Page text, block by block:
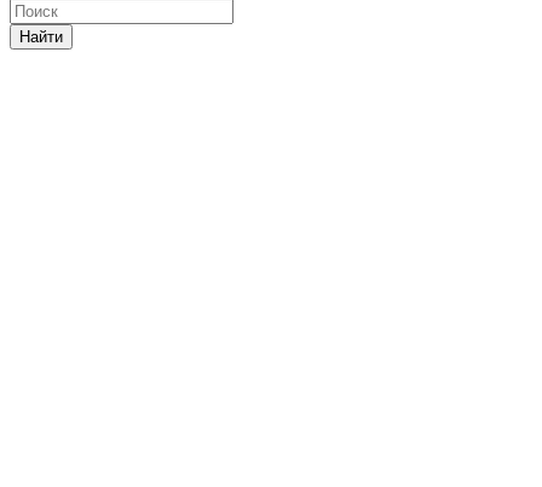
Найти